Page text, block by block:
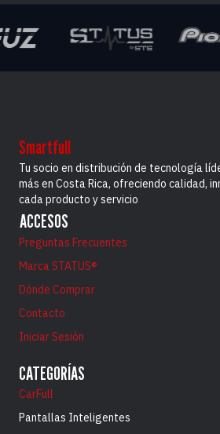
Smartfull
Tu socio en distribución de tecnología
más en Costa Rica, ofreciendo calidad,
cada producto y servicio
ACCESOS
Preguntas Frecuentes
Marca STATUS®
Dónde Comprar
Contacto
Iniciar Sesión
CATEGORÍAS
CarFull
Pantallas Inteligentes